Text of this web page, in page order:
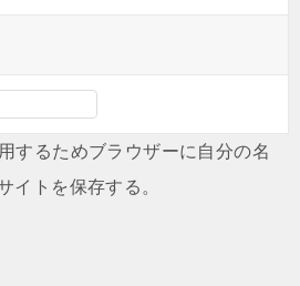
するためブラウザーに自分の名
イトを保存する。